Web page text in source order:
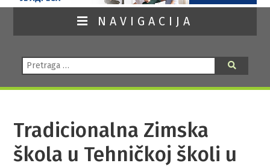
NAVIGACIJA
Pretraga:
Tradicionalna Zimska
škola u Tehničkoj školi u